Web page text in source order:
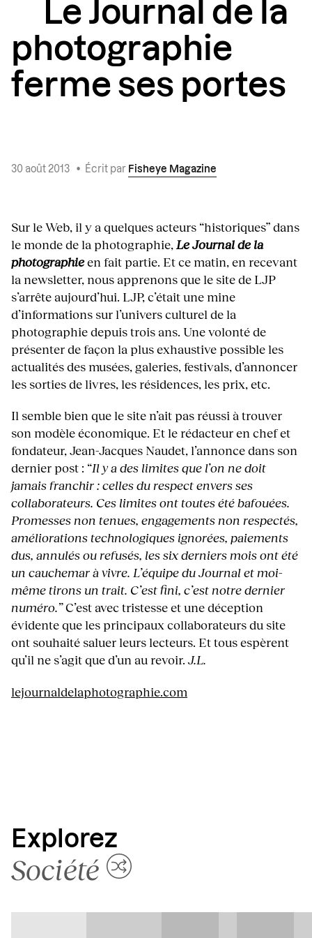
Le Journal de la
photographie
ferme ses portes
30 août 2013 • Écrit par Fisheye Magazine
Sur le Web, il y a quelques acteurs “historiques” dans
le monde de la photographie, Le Journal de la
photographieen fait partie. Et ce matin, en recevant
la newsletter, nous apprenons que le site de LJP
s’arrête aujourd’hui. LJP, c’était une mine
d’informations sur l’univers culturel de la
photographie depuis trois ans. Une volonté de
présenter de façon la plus exhaustive possible les
actualités des musées, galeries, festivals, d’annoncer
les sorties de livres, les résidences, les prix, etc.
Il semble bien que le site n’ait pas réussi à trouver
son modèle économique. Et le rédacteur en chef et
fondateur, Jean-Jacques Naudet, l’annonce dans son
dernier post : “Il y a des limites que l’on ne doit
jamais franchir : celles du respect envers ses
collaborateurs. Ces limites ont toutes été bafouées.
Promesses non tenues, engagements non respectés,
améliorations technologiques ignorées, paiements
dus, annulés ou refusés, les six derniers mois ont été
un cauchemar à vivre. L’équipe du Journal et moi-
même tirons un trait. C’est fini, c’est notre dernier
numéro.”C’est avec tristesse et une déception
évidente que les principaux collaborateurs du site
ont souhaité saluer leurs lecteurs. Et tous espèrent
qu’il ne s’agit que d’un au revoir.J.L.
lejournaldelaphotographie.com
Explorez
Société